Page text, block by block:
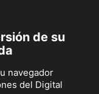
de su
navegador
del Digital